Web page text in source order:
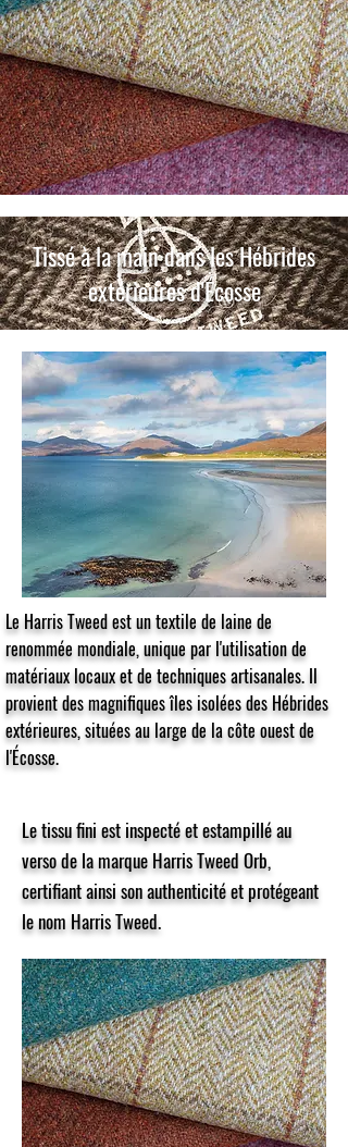
Tissé à la main dans les Hébrides
extérieures d'Écosse
Le Harris Tweed est un textile de laine de
renommée mondiale, unique par l'utilisation de
matériaux locaux et de techniques artisanales. Il
provient des magnifiques îles isolées des Hébrides
extérieures, situées au large de la côte ouest de
l'Écosse.
Le tissu fini est inspecté et estampillé au
verso de la marque Harris Tweed Orb,
certifiant ainsi son authenticité et protégeant
le nom Harris Tweed.